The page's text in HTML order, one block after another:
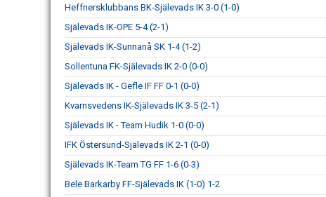
Heffnersklubbans BK-Själevads IK 3-0 (1-0)
Själevads IK-OPE 5-4 (2-1)
Själevads IK-Sunnanå SK 1-4 (1-2)
Sollentuna FK-Själevads IK 2-0 (0-0)
Själevads IK - Gefle IF FF 0-1 (0-0)
Kvarnsvedens IK-Själevads IK 3-5 (2-1)
Själevads IK - Team Hudik 1-0 (0-0)
IFK Östersund-Själevads IK 2-1 (0-0)
Själevads IK-Team TG FF 1-6 (0-3)
Bele Barkarby FF-Själevads IK (1-0) 1-2